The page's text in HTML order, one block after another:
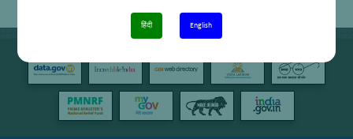
हिंदी English